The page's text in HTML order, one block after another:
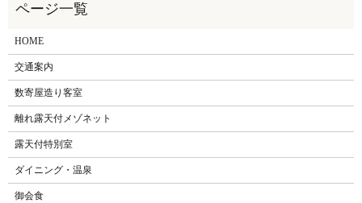
HOME
交通案内
数寄屋造り客室
離れ露天付メゾネット
露天付特別室
ダイニング・温泉
御会食